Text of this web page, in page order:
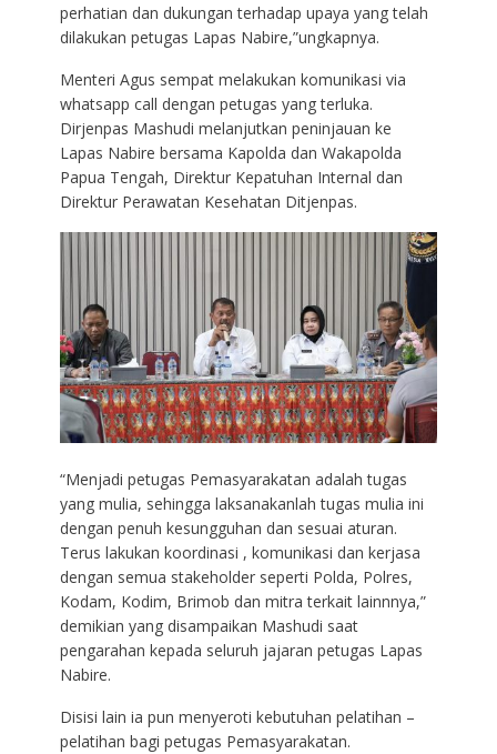
perhatian dan dukungan terhadap upaya yang telah
dilakukan petugas Lapas Nabire,”ungkapnya.
Menteri Agus sempat melakukan komunikasi via
whatsapp call dengan petugas yang terluka.
Dirjenpas Mashudi melanjutkan peninjauan ke
Lapas Nabire bersama Kapolda dan Wakapolda
Papua Tengah, Direktur Kepatuhan Internal dan
Direktur Perawatan Kesehatan Ditjenpas.
“Menjadi petugas Pemasyarakatan adalah tugas
yang mulia, sehingga laksanakanlah tugas mulia ini
dengan penuh kesungguhan dan sesuai aturan.
Terus lakukan koordinasi , komunikasi dan kerjasa
dengan semua stakeholder seperti Polda, Polres,
Kodam, Kodim, Brimob dan mitra terkait lainnnya,”
demikian yang disampaikan Mashudi saat
pengarahan kepada seluruh jajaran petugas Lapas
Nabire.
Disisi lain ia pun menyeroti kebutuhan pelatihan –
pelatihan bagi petugas Pemasyarakatan.